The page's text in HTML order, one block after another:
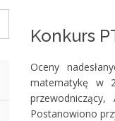
Konkurs
Oceny
matematykę w
Postanowiono